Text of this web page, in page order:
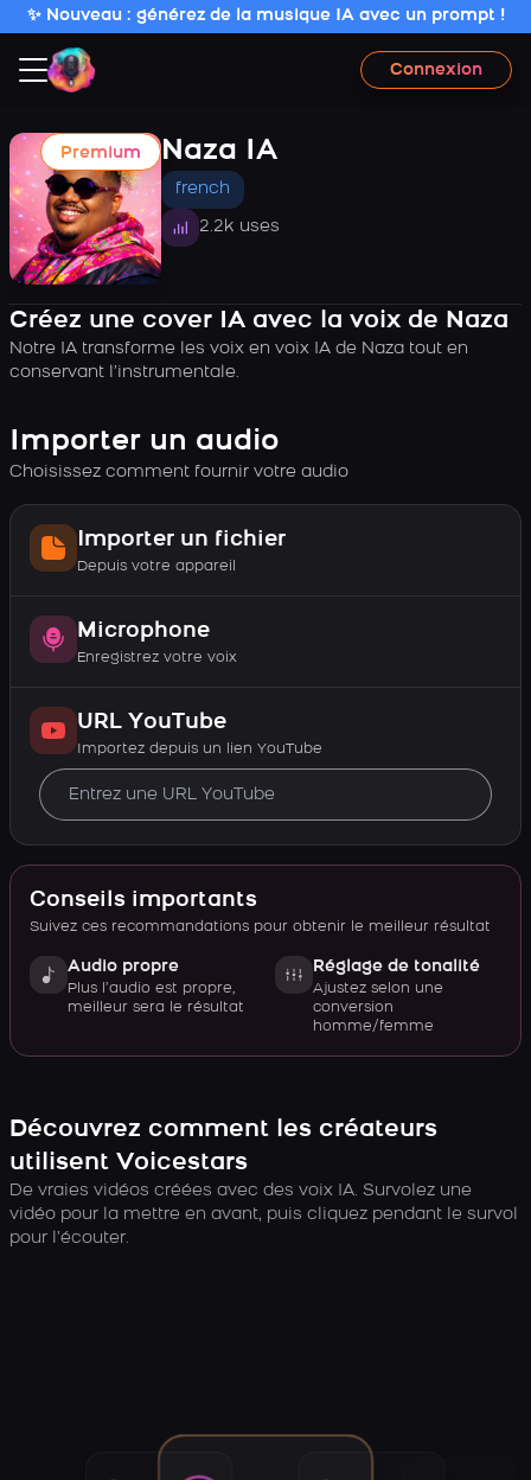
✨ Nouveau : générez de la musique IA avec un prompt !
Connexion
Premium Naza IA
french
2.2k uses
Créez une cover IA avec la voix de Naza
Notre IA transforme les voix en voix IA de Naza tout en
conservant l’instrumentale.
Importer un audio
Choisissez comment fournir votre audio
Importer un fichier
Depuis votre appareil
Microphone
Enregistrez votre voix
URL YouTube
Importez depuis un lien YouTube
Conseils importants
Suivez ces recommandations pour obtenir le meilleur résultat
Audio propre
Plus l’audio est propre,
meilleur sera le résultat
Réglage de tonalité
Ajustez selon une
conversion
homme/femme
Découvrez comment les créateurs
utilisent Voicestars
De vraies vidéos créées avec des voix IA. Survolez une
vidéo pour la mettre en avant, puis cliquez pendant le survol
pour l’écouter.